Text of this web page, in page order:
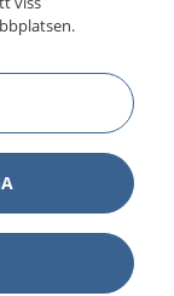
Visa
Visa
Visa